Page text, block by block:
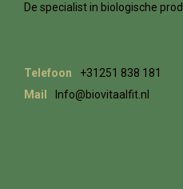
De specialist in biologische
Telefoon
+31251 838 181
Mail
Info@biovitaalfit.nl